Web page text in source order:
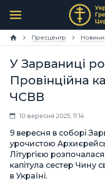
Пресцентр Новини
У Зарваниці
Провінційна
ЧСВВ
10 вересня 2025, 11:14
9 вересня в соборі
урочистою
Літургією розпочалася
капітула сестер Чину
в Україні.